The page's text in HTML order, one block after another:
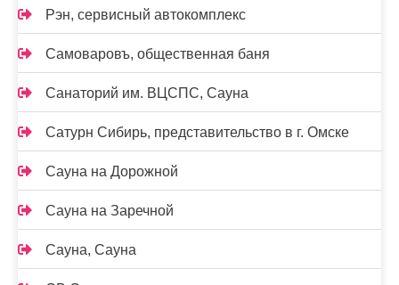
Рэн, сервисный автокомплекс
Самоваровъ, общественная баня
Санаторий им. ВЦСПС, Сауна
Сатурн Сибирь, представительство в г. Омске
Сауна на Дорожной
Сауна на Заречной
Сауна, Сауна